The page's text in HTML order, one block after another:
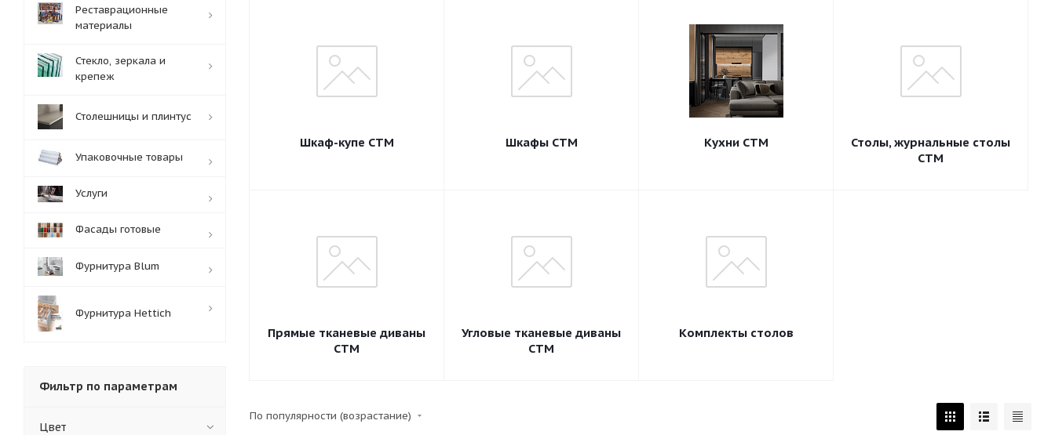
Шкаф-купе СТМ Шкафы СТМ Кухни СТМ
Столы, журнальные столы
СТМ
Прямые тканевые диваны
СТМ
Угловые тканевые диваны
СТМ
Комплекты столов
По популярности (возрастание)
Реставрационные
материалы
Стекло, зеркала и
крепеж
Столешницы и плинтус
Упаковочные товары
Услуги
Фасады готовые
Фурнитура Blum
Фурнитура Hettich
Фильтр по параметрам
Цвет